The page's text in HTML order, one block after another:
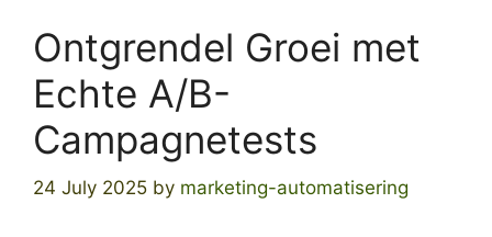
Ontgrendel Groei met
Echte A/B-
Campagnetests
24 July 2025 by marketing-automatisering